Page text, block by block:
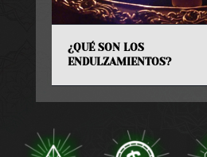
¿QUÉ SON LOS
ENDULZAMIENTOS?